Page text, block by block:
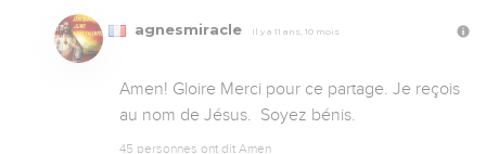
agnesmiracle Il y a 11 ans, 10 mois
Amen! Gloire Merci pour ce partage. Je reçois
au nom de Jésus.  Soyez bénis.
45 personnes ont dit Amen